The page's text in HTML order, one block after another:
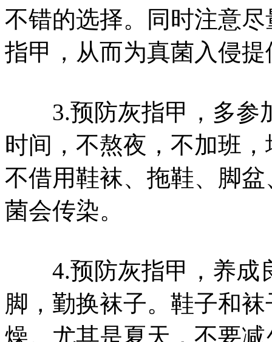
不错的选择。同时注意
指甲，从而为真菌入侵
3.预防灰指甲，多参
时间，不熬夜，不加班
不借用鞋袜、拖鞋、脚
菌会传染。
4.预防灰指甲，养成
脚，勤换袜子。鞋子和
燥。尤其是夏天，不要